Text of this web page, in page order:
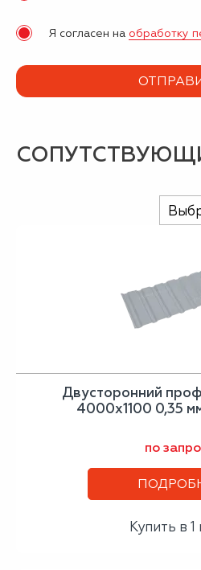
Я согласен на обработку
Двусторонний
4000х1100 0,35
по
Купить в 1